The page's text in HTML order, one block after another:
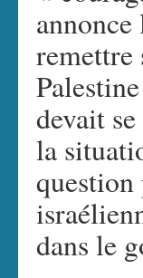
remettre
devait
la
dans le